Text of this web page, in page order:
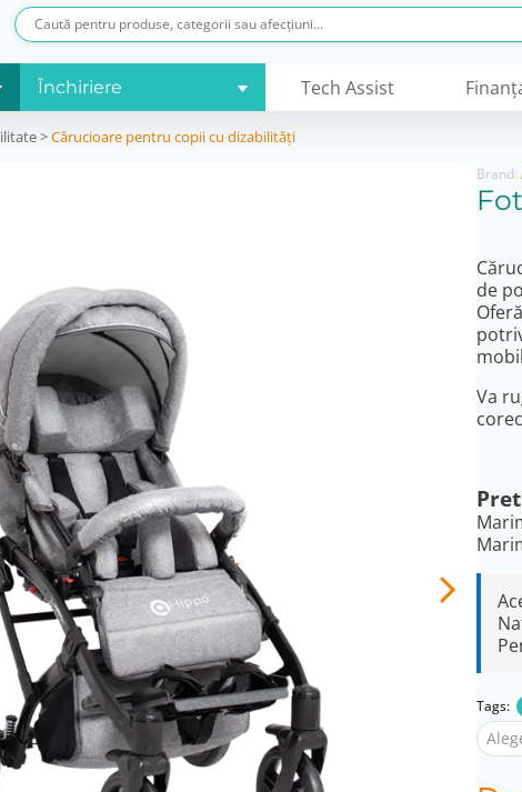
Închiriere Tech Assist
>Cărucioare pentru copii cu dizabilități
Brand:
de
Va
Tags: